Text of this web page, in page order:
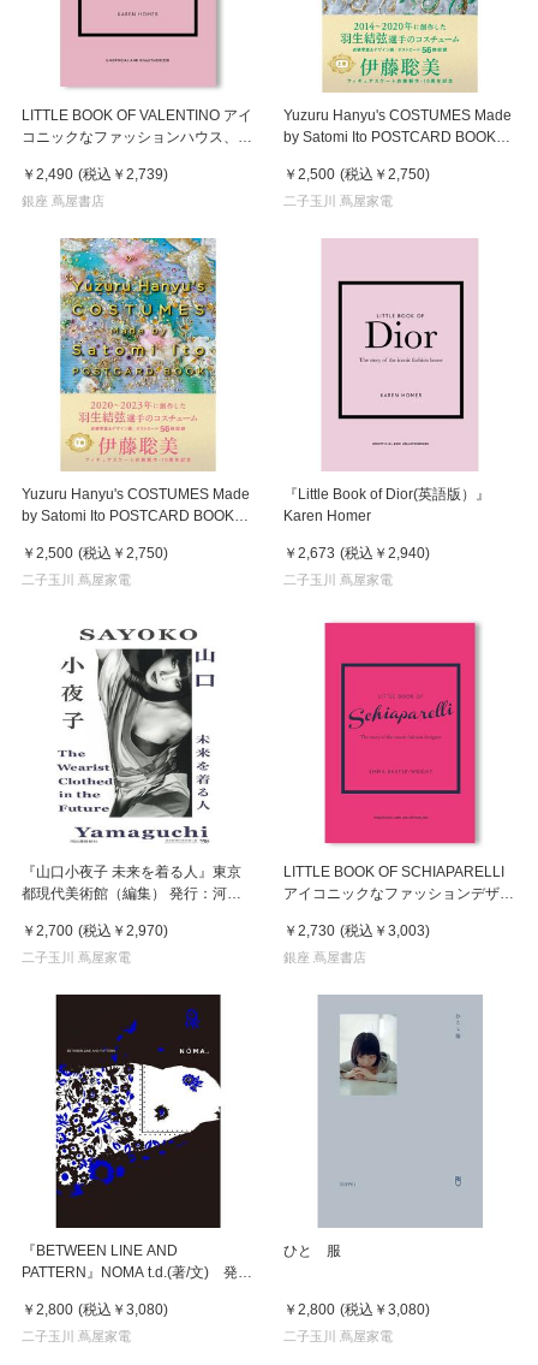
LITTLE BOOK OF VALENTINO アイ
コニックなファッションハウス、ヴ
￥2,490 (税込 ￥2,739)
銀座 蔦屋書店
Yuzuru Hanyu's COSTUMES Made
by Satomi Ito POSTCARD BOOK
￥2,500 (税込 ￥2,750)
二子玉川 蔦屋家電
Yuzuru Hanyu's COSTUMES Made
by Satomi Ito POSTCARD BOOK
￥2,500 (税込 ￥2,750)
二子玉川 蔦屋家電
『Little Book of Dior(英語版）』
Karen Homer
￥2,673 (税込 ￥2,940)
二子玉川 蔦屋家電
『山口小夜子 未来を着る人』東京
都現代美術館（編集） 発行：河出
￥2,700 (税込 ￥2,970)
二子玉川 蔦屋家電
LITTLE BOOK OF SCHIAPARELLI
アイコニックなファッションデザイ
￥2,730 (税込 ￥3,003)
銀座 蔦屋書店
『BETWEEN LINE AND
PATTERN』NOMA t.d.(著/文) 発
￥2,800 (税込 ￥3,080)
二子玉川 蔦屋家電
ひとゝ服
￥2,800 (税込 ￥3,080)
二子玉川 蔦屋家電